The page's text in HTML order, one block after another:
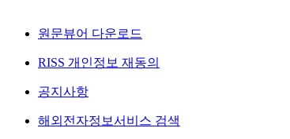
원문뷰어 다운로드
RISS 개인정보 재동의
공지사항
해외전자정보서비스 검색